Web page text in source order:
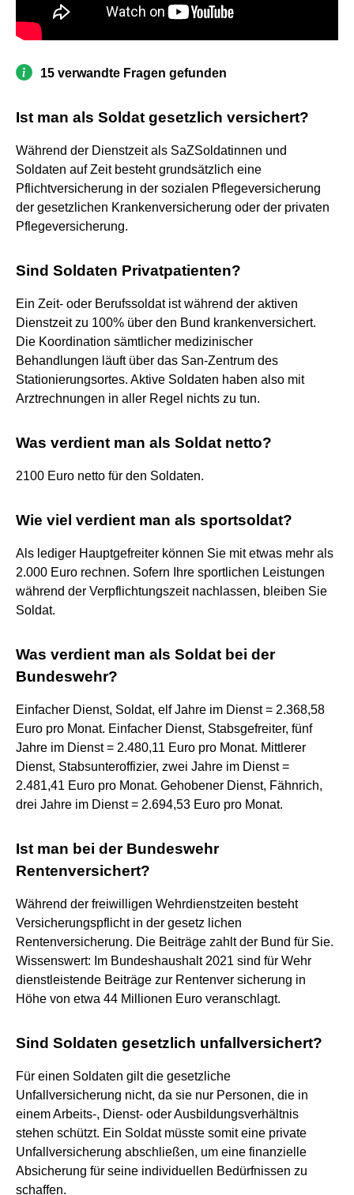
15 verwandte Fragen gefunden
Ist man als Soldat gesetzlich versichert?
Während der Dienstzeit als SaZSoldatinnen und
Soldaten auf Zeit besteht grundsätzlich eine
Pflichtversicherung in der sozialen Pflegeversicherung
der gesetzlichen Krankenversicherung oder der privaten
Pflegeversicherung.
Sind Soldaten Privatpatienten?
Ein Zeit- oder Berufssoldat ist während der aktiven
Dienstzeit zu 100% über den Bund krankenversichert.
Die Koordination sämtlicher medizinischer
Behandlungen läuft über das San-Zentrum des
Stationierungsortes. Aktive Soldaten haben also mit
Arztrechnungen in aller Regel nichts zu tun.
Was verdient man als Soldat netto?
2100 Euro netto für den Soldaten.
Wie viel verdient man als sportsoldat?
Als lediger Hauptgefreiter können Sie mit etwas mehr als
2.000 Euro rechnen. Sofern Ihre sportlichen Leistungen
während der Verpflichtungszeit nachlassen, bleiben Sie
Soldat.
Was verdient man als Soldat bei der
Bundeswehr?
Einfacher Dienst, Soldat, elf Jahre im Dienst = 2.368,58
Euro pro Monat. Einfacher Dienst, Stabsgefreiter, fünf
Jahre im Dienst = 2.480,11 Euro pro Monat. Mittlerer
Dienst, Stabsunteroffizier, zwei Jahre im Dienst =
2.481,41 Euro pro Monat. Gehobener Dienst, Fähnrich,
drei Jahre im Dienst = 2.694,53 Euro pro Monat.
Ist man bei der Bundeswehr
Rentenversichert?
Während der freiwilligen Wehrdienstzeiten besteht
Versicherungspflicht in der gesetz lichen
Rentenversicherung. Die Beiträge zahlt der Bund für Sie.
Wissenswert: Im Bundeshaushalt 2021 sind für Wehr
dienstleistende Beiträge zur Rentenver sicherung in
Höhe von etwa 44 Millionen Euro veranschlagt.
Sind Soldaten gesetzlich unfallversichert?
Für einen Soldaten gilt die gesetzliche
Unfallversicherung nicht, da sie nur Personen, die in
einem Arbeits-, Dienst- oder Ausbildungsverhältnis
stehen schützt. Ein Soldat müsste somit eine private
Unfallversicherung abschließen, um eine finanzielle
Absicherung für seine individuellen Bedürfnissen zu
schaffen.